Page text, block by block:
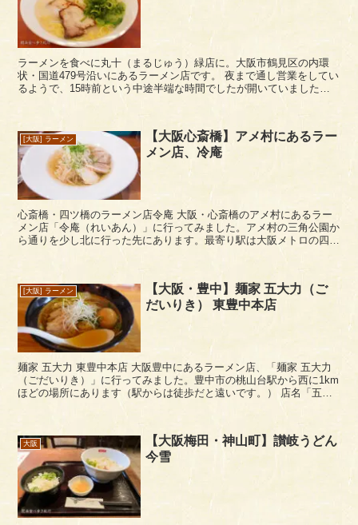
ラーメンを食べに丸十（まるじゅう）緑店に。大阪市鶴見区の内環
状・国道479号沿いにあるラーメン店です。 夜まで通し営業をしてい
るようで、15時前という中途半端な時間でしたが開いていました。
[大阪] ラーメン
【大阪心斎橋】アメ村にあるラー
メン店、冷庵
心斎橋・四ツ橋のラーメン店令庵 大阪・心斎橋のアメ村にあるラー
メン店「令庵（れいあん）」に行ってみました。アメ村の三角公園か
ら通りを少し北に行った先にあります。最寄り駅は大阪メトロの四ツ
[大阪] ラーメン
【大阪・豊中】麺家 五大力（ご
だいりき） 東豊中本店
麺家 五大力 東豊中本店 大阪豊中にあるラーメン店、「麺家 五大力
（ごだいりき）」に行ってみました。豊中市の桃山台駅から西に1km
ほどの場所にあります（駅からは徒歩だと遠いです。） 店名「五大
大阪
【大阪梅田・神山町】讃岐うどん
今雪